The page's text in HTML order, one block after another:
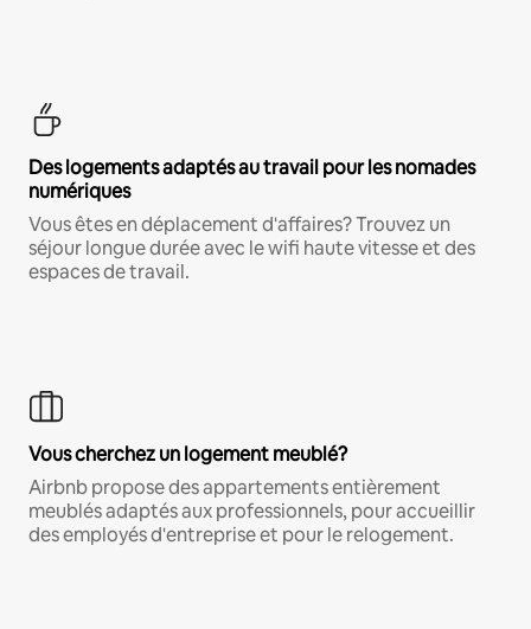
Des logements adaptés au travail pour les nomades
numériques
Vous êtes en déplacement d'affaires? Trouvez un
séjour longue durée avec le wifi haute vitesse et des
espaces de travail.
Vous cherchez un logement meublé?
Airbnb propose des appartements entièrement
meublés adaptés aux professionnels, pour accueillir
des employés d'entreprise et pour le relogement.